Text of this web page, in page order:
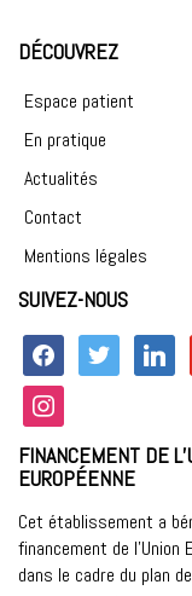
DÉCOUVREZ
Espace patient
En pratique
Actualités
Contact
Mentions légales
SUIVEZ-NOUS
facebook twitter linkedin
instagram
FINANCEMENT DE
EUROPÉENNE
Cet établissement a
financement de l’Union
dans le cadre du plan